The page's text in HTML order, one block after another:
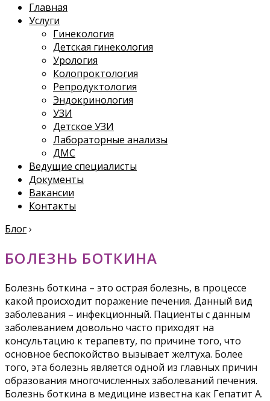
Главная
Услуги
Гинекология
Детская гинекология
Урология
Колопроктология
Репродуктология
Эндокринология
УЗИ
Детское УЗИ
Лабораторные анализы
ДМС
Ведущие специалисты
Документы
Вакансии
Контакты
Блог›
БОЛЕЗНЬ БОТКИНА
Болезнь боткина – это острая болезнь, в процессе
какой происходит поражение печения. Данный вид
заболевания – инфекционный. Пациенты с данным
заболеванием довольно часто приходят на
консультацию к терапевту, по причине того, что
основное беспокойство вызывает желтуха. Более
того, эта болезнь является одной из главных причин
образования многочисленных заболеваний печения.
Болезнь боткина в медицине известна как Гепатит А.